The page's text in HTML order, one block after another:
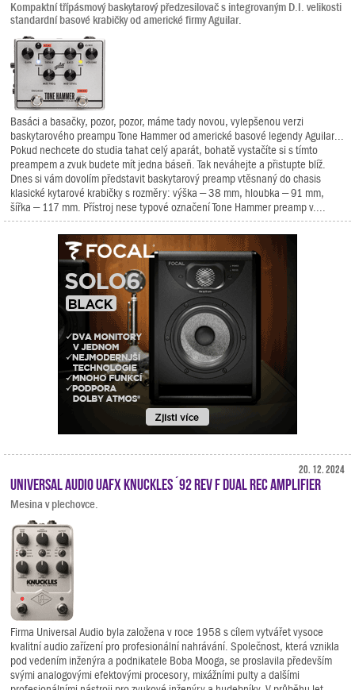
Kompaktní třípásmový baskytarový předzesilovač s integrovaným D.I. velikosti
standardní basové krabičky od americké firmy Aguilar.
Basáci a basačky, pozor, pozor, máme tady novou, vylepšenou verzi
baskytarového preampu Tone Hammer od americké basové legendy Aguilar...
Pokud nechcete do studia tahat celý aparát, bohatě vystačíte si s tímto
preampem a zvuk budete mít jedna báseň. Tak neváhejte a přistupte blíž.
Dnes si vám dovolím představit baskytarový preamp vtěsnaný do chasis
klasické kytarové krabičky s rozměry: výška – 38 mm, hloubka – 91 mm,
šířka – 117 mm. Přístroj nese typové označení Tone Hammer preamp v....
20. 12. 2024
Universal Audio UAFX Knuckles ´92 Rev F Dual Rec Amplifier
Mesina v plechovce.
Firma Universal Audio byla založena v roce 1958 s cílem vytvářet vysoce
kvalitní audio zařízení pro profesionální nahrávání. Společnost, která vznikla
pod vedením inženýra a podnikatele Boba Mooga, se proslavila především
svými analogovými efektovými procesory, mixážními pulty a dalšími